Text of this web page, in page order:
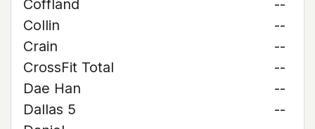
Coffland
--
Collin
--
Crain
--
CrossFit Total
--
Dae Han
--
Dallas 5
--